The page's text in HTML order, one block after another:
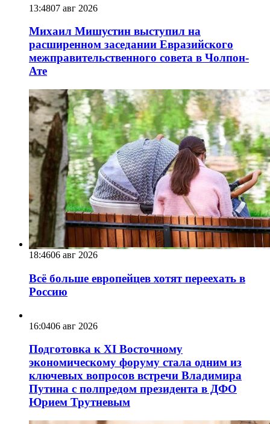
13:4807 авг 2026
Михаил Мишустин выступил на
расширенном заседании Евразийского
межправительственного совета в Чолпон-
Ате
18:4606 авг 2026
Всё больше европейцев хотят переехать в
Россию
16:0406 авг 2026
Подготовка к XI Восточному
экономическому форуму стала одним из
ключевых вопросов встречи Владимира
Путина с полпредом президента в ДФО
Юрием Трутневым